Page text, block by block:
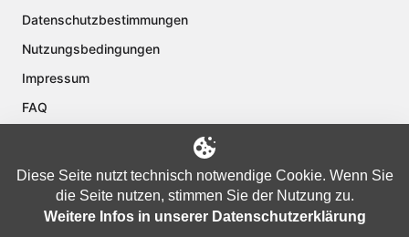
Datenschutzbestimmungen
Nutzungsbedingungen
Impressum
FAQ
Diese Seite nutzt technisch notwendige Cookie. Wenn Sie
die Seite nutzen, stimmen Sie der Nutzung zu.
Weitere Infos in unserer Datenschutzerklärung